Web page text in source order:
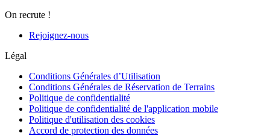
On recrute !
Rejoignez-nous
Légal
Conditions Générales d’Utilisation
Conditions Générales de Réservation de Terrains
Politique de confidentialité
Politique de confidentialité de l'application mobile
Politique d'utilisation des cookies
Accord de protection des données